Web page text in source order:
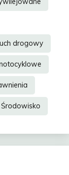
drogowy
Środowisko